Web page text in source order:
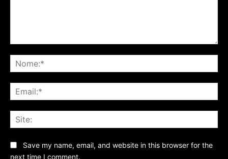
Save my name, email, and website in this browser for the
next time I comment.